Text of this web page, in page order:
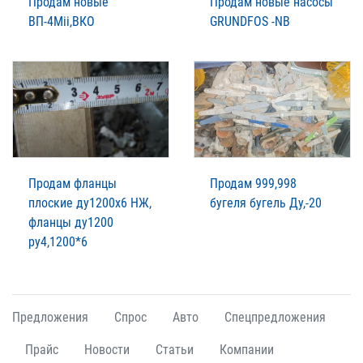
ВП-4Мii,ВКО
GRUNDFOS -NB
Продам фланцы
плоские ду1200х6 НЖ,
фланцы ду1200
ру4,1200*6
Продам 999,998
бугеля бугель Ду,-20
Предложения Спрос Авто Спецпредложения
Прайс Новости Статьи Компании